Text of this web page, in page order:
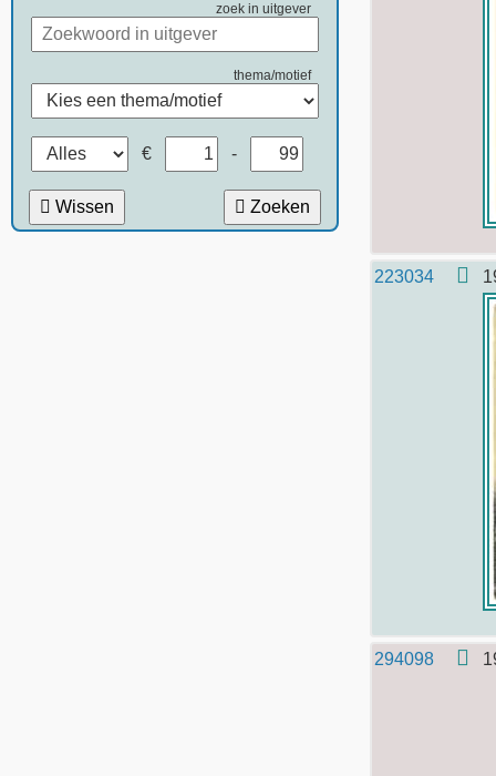
zoek in uitgever
thema/motief
€ -
Wissen Zoeken
223034
294098